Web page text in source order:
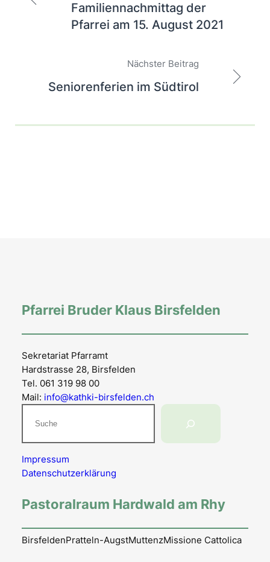
Familiennachmittag der
Pfarrei am 15. August 2021
Nächster Beitrag
Seniorenferien im Südtirol
Pfarrei Bruder Klaus Birsfelden
Sekretariat Pfarramt
Hardstrasse 28, Birsfelden
Tel. 061 319 98 00
Mail: info@kathki-birsfelden.ch
Impressum
Datenschutzerklärung
Pastoralraum Hardwald am Rhy
BirsfeldenPratteln-AugstMuttenzMissione Cattolica